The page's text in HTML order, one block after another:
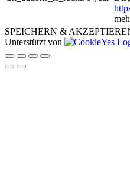
SPEICHERN &
Unterstützt von